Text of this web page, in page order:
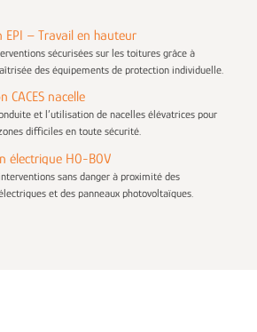
– Travail en hauteur
sécurisées sur les toitures grâce à
des équipements de protection individuelle.
CACES nacelle
et l’utilisation de nacelles élévatrices pour
difficiles en toute sécurité.
électrique H0-B0V
sans danger à proximité des
et des panneaux photovoltaïques.